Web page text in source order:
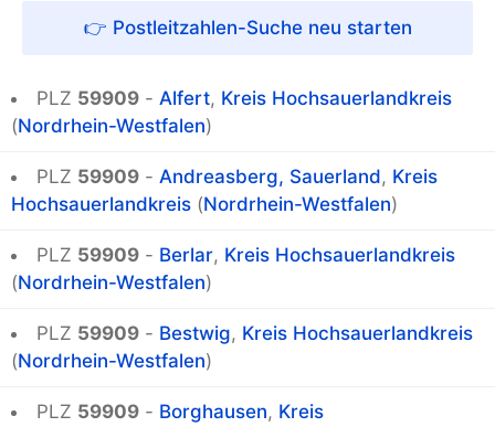
Postleitzahlen-Suche
PLZ 59909 - Alfert, Kreis Hochsauerlandkreis
(Nordrhein-Westfalen)
PLZ 59909 - Andreasberg, Sauerland, Kreis
Hochsauerlandkreis (Nordrhein-Westfalen)
PLZ 59909 - Berlar, Kreis Hochsauerlandkreis
(Nordrhein-Westfalen)
PLZ 59909 - Bestwig, Kreis Hochsauerlandkreis
(Nordrhein-Westfalen)
PLZ 59909 - Borghausen, Kreis